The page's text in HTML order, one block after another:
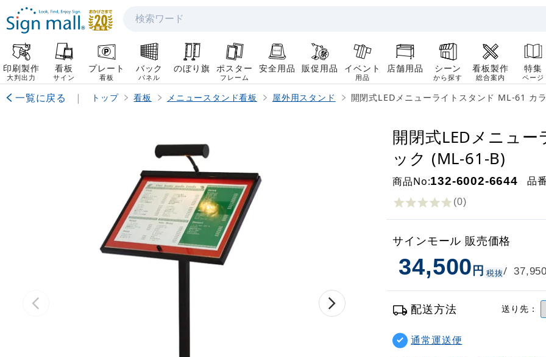
検索
印刷製作
大判出力
看板
サイン
プレート
看板
バック
パネル
のぼり旗 ポスター
フレーム
安全用品 販促用品 イベント
用品
店舗用品 シーン
から探す
看板製作
総合案内
特集
ページ
一覧に戻る | トップ 看板 メニュースタンド看板 屋外用スタンド 開閉式LEDメニューライトスタンド ML-61 カ
開閉式LEDメニュ
ック (ML-61-B)
商品No:132-6002-6644 品
(0)
サインモール 販売価格
34,500円 税抜/
配送方法 送り先：
通常運送便